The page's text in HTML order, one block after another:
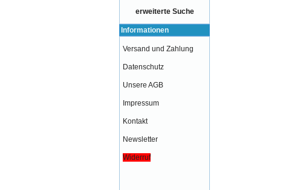
erweiterte Suche
Informationen
Versand und Zahlung
Datenschutz
Unsere AGB
Impressum
Kontakt
Newsletter
Widerruf